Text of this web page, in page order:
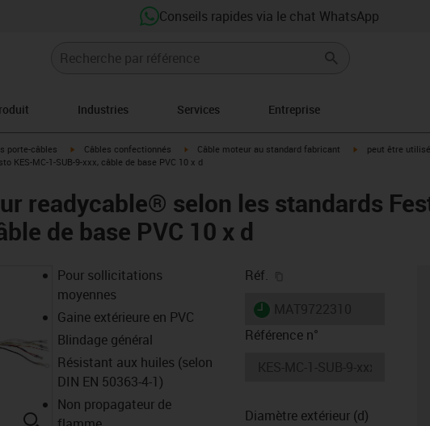
Conseils rapides via le chat WhatsApp
Industries Services Entreprise
porte-câbles igus-icon-arrow-right
Câbles confectionnés igus-icon-arrow-right
Câble moteur au standard fabricant igus-icon-arrow-
peut être
KES-MC-1-SUB-9-xxx, câble de base PVC 10 x d
readycable® selon les standards
de base PVC 10 x d
igus-icon-lupe
Pour sollicitations
moyennes
Gaine extérieure en PVC
Blindage général
Résistant aux huiles (selon
DIN EN 50363-4-1)
Non propagateur de
Réf.
igus-icon-lieferzeit
Référence n°
Diamètre extérieur (d)